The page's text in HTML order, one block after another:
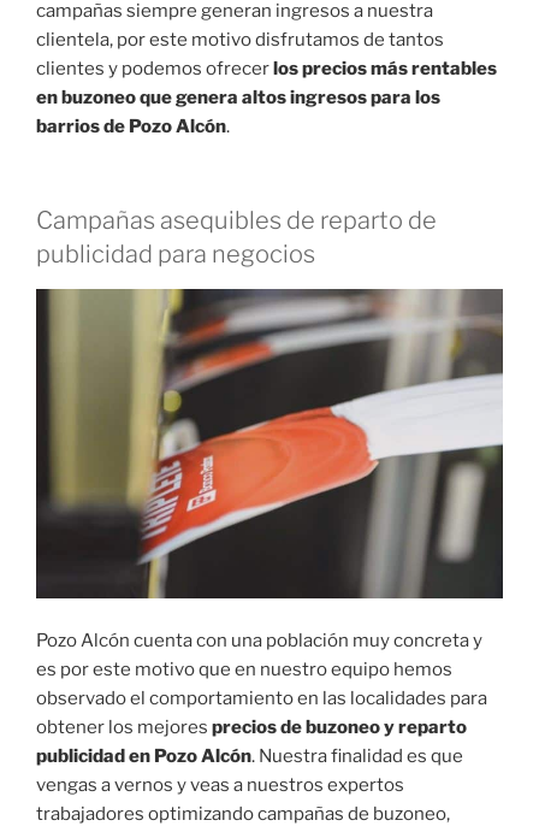
campañas siempre generan ingresos a nuestra
clientela, por este motivo disfrutamos de tantos
clientes y podemos ofrecerlos precios más rentables
en buzoneo que genera altos ingresos para los
barrios de Pozo Alcón.
Campañas asequibles de reparto de
publicidad para negocios
Pozo Alcón cuenta con una población muy concreta y
es por este motivo que en nuestro equipo hemos
observado el comportamiento en las localidades para
obtener los mejores precios de buzoneo y reparto
publicidad en Pozo Alcón. Nuestra finalidad es que
vengas a vernos y veas a nuestros expertos
trabajadores optimizando campañas de buzoneo,